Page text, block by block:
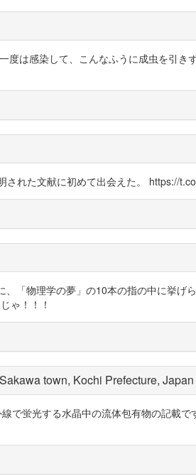
度は感染して、こんなふうに成虫を引き
された文献に初めて出会えた。 https://
「物理学の夢」の10本の指の中に挙げ
ゃ！！！
town, Kochi Prefecture, Japan
で蛍光する水晶中の流体包有物の記載で